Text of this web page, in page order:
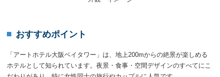
おすすめポイント
「アートホテル大阪ベイタワー」は、地上200mからの絶景が楽しめる
ホテルとして知られています。夜景・食事・空間デザインのすべてにこ